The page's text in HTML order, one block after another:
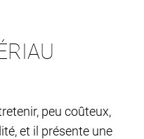
peu coûteux,
et il présente une